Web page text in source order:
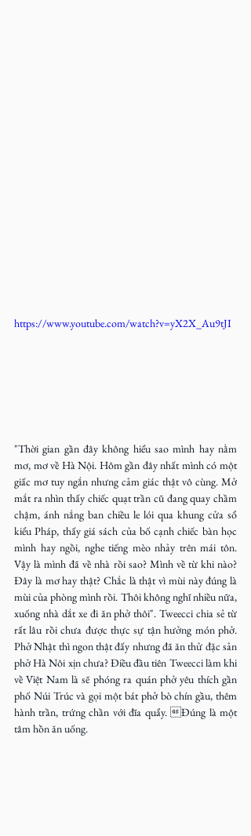
https://www.youtube.com/watch?v=yX2X_Au9tJI
"Thời gian gần đây không hiểu sao mình hay nằm
mơ, mơ về Hà Nội. Hôm gần đây nhất mình có một
giấc mơ tuy ngắn nhưng cảm giác thật vô cùng. Mở
mắt ra nhìn thấy chiếc quạt trần cũ đang quay chầm
chậm, ánh nắng ban chiều le lói qua khung cửa sổ
kiểu Pháp, thấy giá sách của bố cạnh chiếc bàn học
mình hay ngồi, nghe tiếng mèo nhảy trên mái tôn.
Vậy là mình đã về nhà rồi sao? Mình về từ khi nào?
Đây là mơ hay thật? Chắc là thật vì mùi này đúng là
mùi của phòng mình rồi. Thôi không nghĩ nhiều nữa,
xuống nhà dắt xe đi ăn phở thôi". Tweecci chia sẻ từ
rất lâu rồi chưa được thực sự tận hưởng món phở.
Phở Nhật thì ngon thật đấy nhưng đã ăn thử đặc sản
phở Hà Nôi xịn chưa? Điều đầu tiên Tweecci làm khi
về Việt Nam là sẽ phóng ra quán phở yêu thích gần
phố Núi Trúc và gọi một bát phở bò chín gầu, thêm
hành trần, trứng chần với đĩa quẩy. Đúng là một
tâm hồn ăn uống.